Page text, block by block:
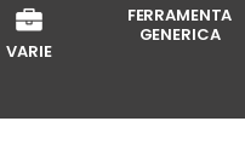
VARIE
FERRAMENTA
GENERICA